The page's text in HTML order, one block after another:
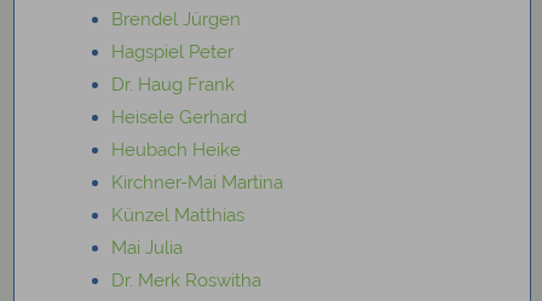
Brendel Jürgen
Hagspiel Peter
Dr. Haug Frank
Heisele Gerhard
Heubach Heike
Kirchner-Mai Martina
Künzel Matthias
Mai Julia
Dr. Merk Roswitha